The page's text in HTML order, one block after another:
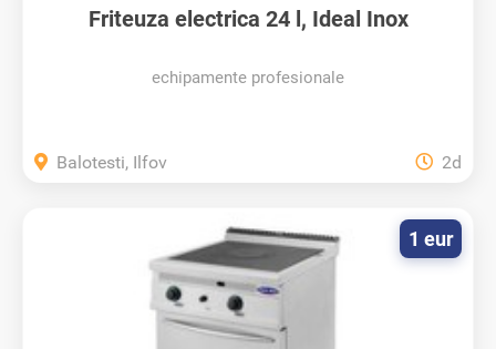
Friteuza electrica 24 l, Ideal Inox
echipamente profesionale
Balotesti, Ilfov 2d
1 eur